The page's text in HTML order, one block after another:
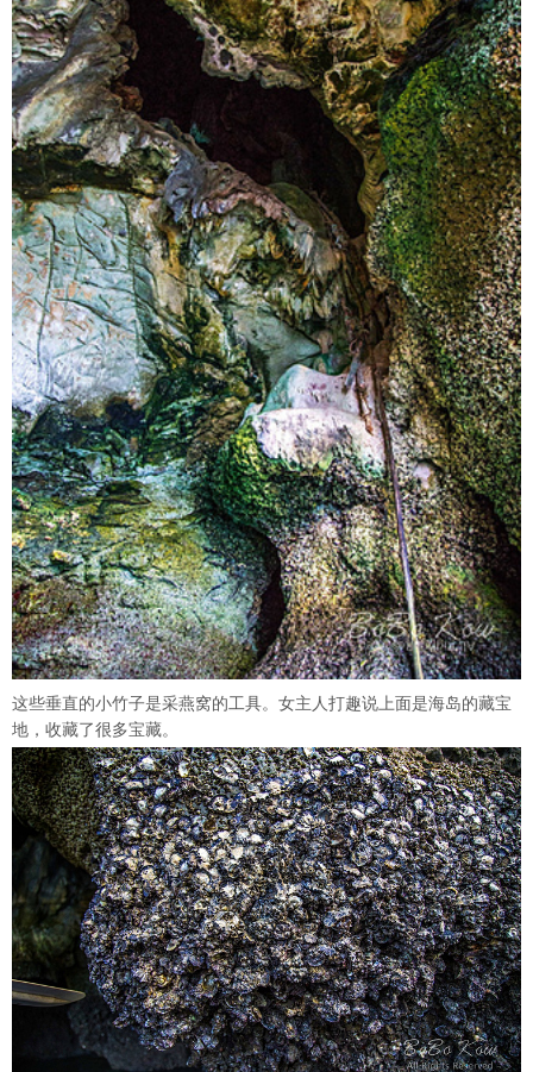
这些垂直的小竹子是采燕窝的工具。女主人打趣说上面是海岛的藏宝
地，收藏了很多宝藏。